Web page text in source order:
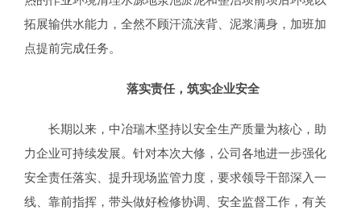
拓展输供水能力，全然不顾汗流浃背、泥浆满身，加班加
点提前完成任务。
落实责任，筑实企业安全
长期以来，中冶瑞木坚持以安全生产质量为核心，助
力企业可持续发展。针对本次大修，公司各地进一步强化
安全责任落实、提升现场监管力度，要求领导干部深入一
线、靠前指挥，带头做好检修协调、安全监督工作，有关